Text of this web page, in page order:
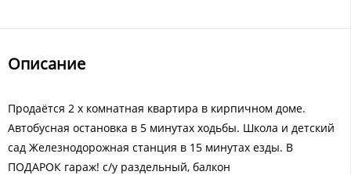
Описание
Продаётся 2 х комнатная квартира в кирпичном доме.
Автобусная остановка в 5 минутах ходьбы. Школа и детский
сад Железнодорожная станция в 15 минутах езды. В
ПОДАРОК гараж! с/у раздельный, балкон